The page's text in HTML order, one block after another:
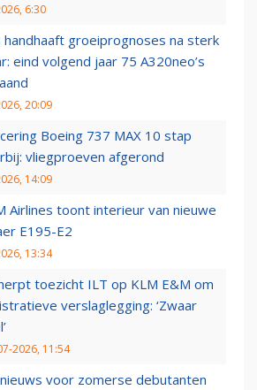
6:30
handhaaft groeiprognoses na sterk
eind volgend jaar 75 A320neo’s
20:09
Boeing 737 MAX 10 stap
vliegproeven afgerond
14:09
Airlines toont interieur van nieuwe
E195-E2
13:34
toezicht ILT op KLM E&M om
verslaglegging: ‘Zwaar
2026, 11:54
voor zomerse debutanten